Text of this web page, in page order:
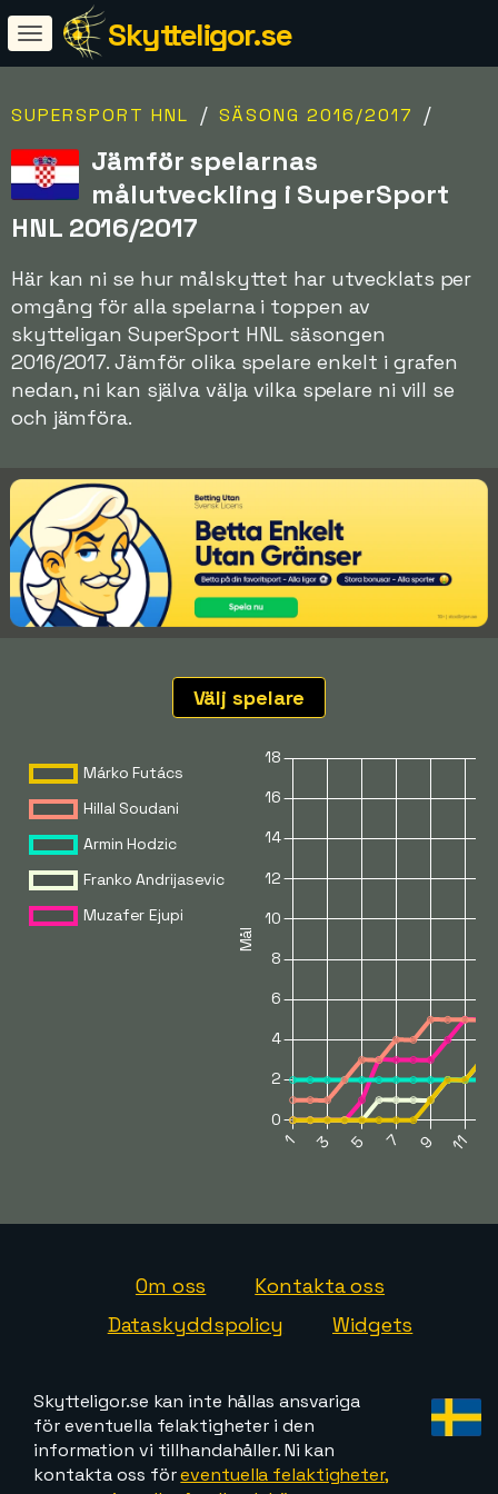
Skytteligor.se
SUPERSPORT HNL / SÄSONG 2016/2017 /
Jämför spelarnas
målutveckling i SuperSport
HNL 2016/2017
Här kan ni se hur målskyttet har utvecklats per
omgång för alla spelarna i toppen av
skytteligan SuperSport HNL säsongen
2016/2017. Jämför olika spelare enkelt i grafen
nedan, ni kan själva välja vilka spelare ni vill se
och jämföra.
Välj spelare
Om oss
Kontakta oss
Dataskyddspolicy
Widgets
Skytteligor.se kan inte hållas ansvariga
för eventuella felaktigheter i den
information vi tillhandahåller. Ni kan
kontakta oss föreventuella felaktigheter,